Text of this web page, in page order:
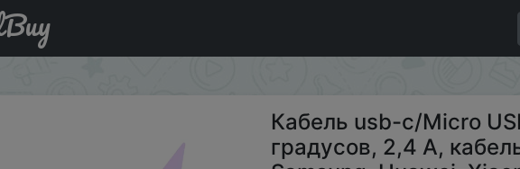
USB, короткий, 25 см, угол 90 градусов, 2,4 А, кабель для быстрой
Кабель usb-c/Micro
градусов, 2,4 А,